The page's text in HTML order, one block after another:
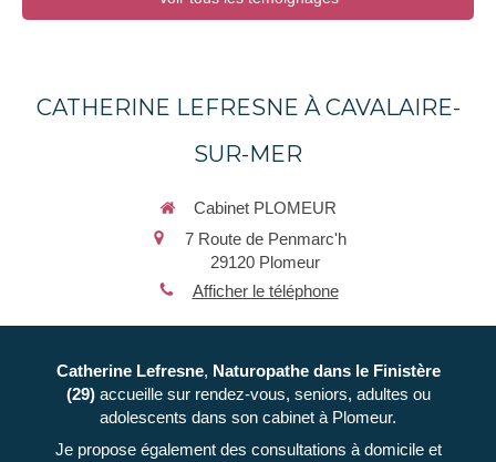
CATHERINE LEFRESNE À CAVALAIRE-
SUR-MER
Cabinet PLOMEUR
7 Route de Penmarc'h
29120 Plomeur
Afficher le téléphone
Catherine Lefresne, Naturopathe dans le Finistère
(29) accueille sur rendez-vous, seniors, adultes ou
adolescents dans son cabinet à Plomeur.
Je propose également des consultations à domicile et